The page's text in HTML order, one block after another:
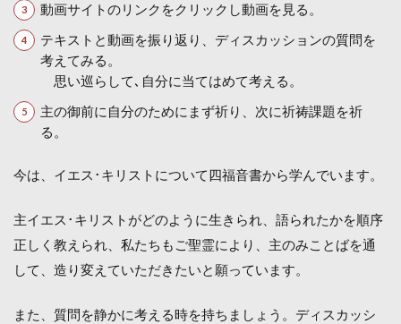
動画サイトのリンクをクリックし動画を見る。
テキストと動画を振り返り、ディスカッションの質問を
考えてみる。
思い巡らして､自分に当てはめて考える。
主の御前に自分のためにまず祈り、次に祈祷課題を祈
る。
今は、イエス･キリストについて四福音書から学んでいます。
主イエス･キリストがどのように生きられ、語られたかを順序
正しく教えられ、私たちもご聖霊により、主のみことばを通
して、造り変えていただきたいと願っています。
また、質問を静かに考える時を持ちましょう。ディスカッシ